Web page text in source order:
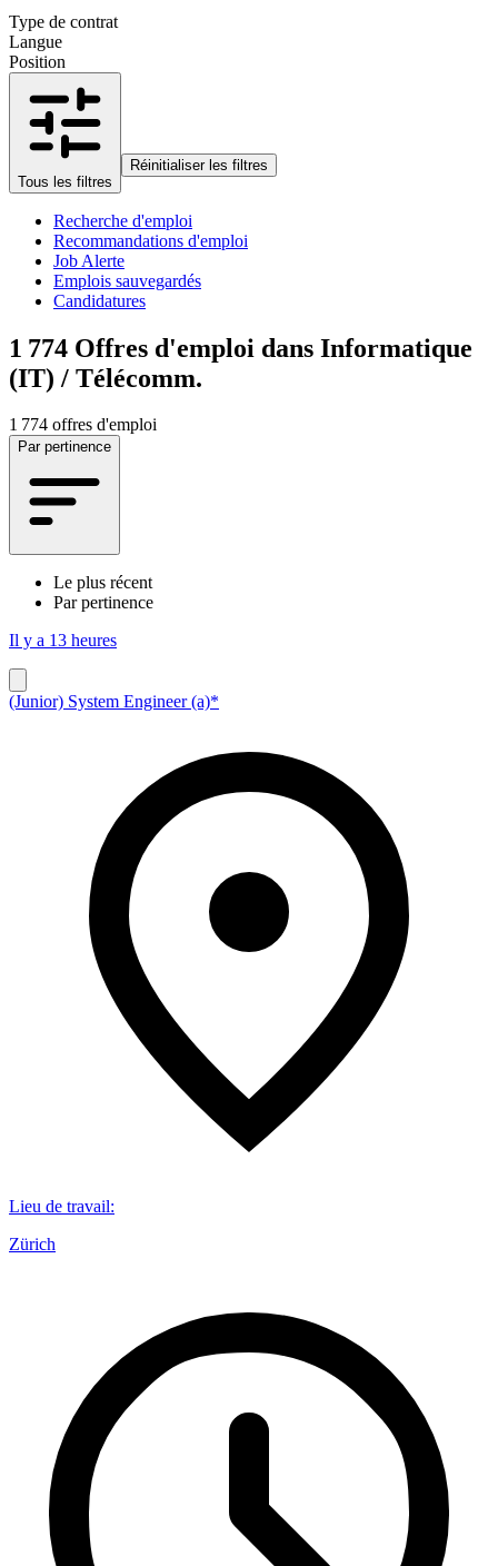
Type de contrat
Langue
Position
Tous les filtres
Réinitialiser les filtres
Recherche d'emploi
Recommandations d'emploi
Job Alerte
Emplois sauvegardés
Candidatures
1 774 Offres d'emploi dans Informatique
(IT) / Télécomm.
1 774 offres d'emploi
Par pertinence
Le plus récent
Par pertinence
Il y a 13 heures
(Junior) System Engineer (a)*
Lieu de travail:
Zürich